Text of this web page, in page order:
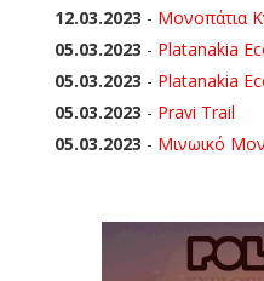
12.03.2023 - Μονοπάτια
05.03.2023 - Platanakia
05.03.2023 - Platanakia
05.03.2023 - Pravi Trail
05.03.2023 - Μινωικό